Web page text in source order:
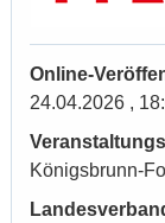
Online-
24.04.2026 ,
Königsbrunn-